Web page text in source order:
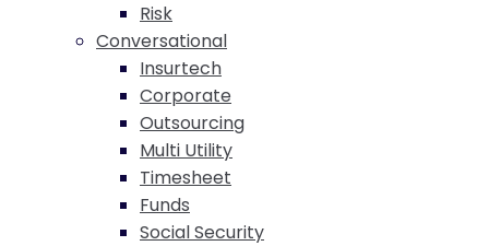
Risk
Conversational
Insurtech
Corporate
Outsourcing
Multi Utility
Timesheet
Funds
Social Security